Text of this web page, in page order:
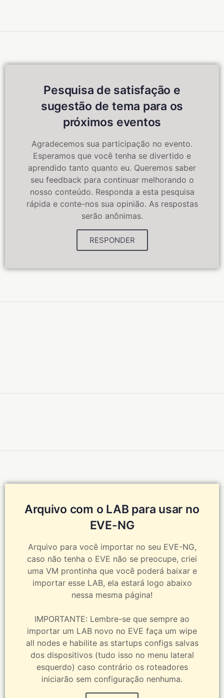
Pesquisa de satisfação e
sugestão de tema para os
próximos eventos
Agradecemos sua participação no evento.
Esperamos que você tenha se divertido e
aprendido tanto quanto eu. Queremos saber
seu feedback para continuar melhorando o
nosso conteúdo. Responda a esta pesquisa
rápida e conte-nos sua opinião. As respostas
serão anônimas.
RESPONDER
Arquivo com o LAB para usar no
EVE-NG
Arquivo para você importar no seu EVE-NG,
caso não tenha o EVE não se preocupe, criei
uma VM prontinha que você poderá baixar e
importar esse LAB, ela estará logo abaixo
nessa mesma página!
IMPORTANTE: Lembre-se que sempre ao
importar um LAB novo no EVE faça um wipe
all nodes e habilite as startups configs salvas
dos dispositivos (tudo isso no menu lateral
esquerdo) caso contrário os roteadores
iniciarão sem configuração nenhuma.